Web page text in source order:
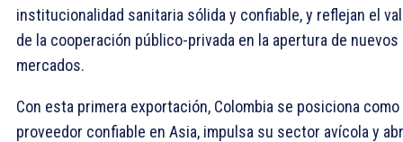
institucionalidad sanitaria sólida y confiable, y reflejan el
de la cooperación público-privada en la apertura de nuevos
mercados.
Con esta primera exportación, Colombia se posiciona como
proveedor confiable en Asia, impulsa su sector avícola y